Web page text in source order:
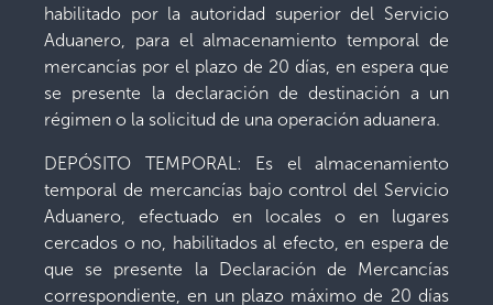
habilitado por la autoridad superior del Servicio
Aduanero, para el almacenamiento temporal de
mercancías por el plazo de 20 días, en espera que
se presente la declaración de destinación a un
régimen o la solicitud de una operación aduanera.
DEPÓSITO TEMPORAL: Es el almacenamiento
temporal de mercancías bajo control del Servicio
Aduanero, efectuado en locales o en lugares
cercados o no, habilitados al efecto, en espera de
que se presente la Declaración de Mercancías
correspondiente, en un plazo máximo de 20 días